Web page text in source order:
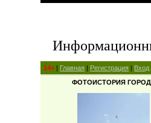
14+ | Главная | Регистрация | Вход
ФОТОИСТОРИЯ